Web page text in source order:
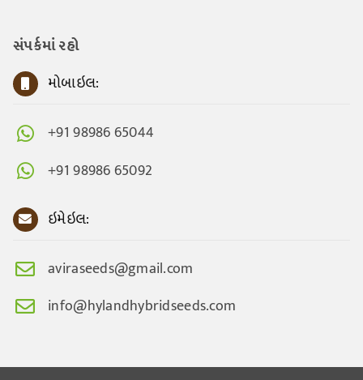
સંપર્કમાં રહો
મોબાઇલ:
+91 98986 65044
+91 98986 65092
ઇમેઇલ:
aviraseeds@gmail.com
info@hylandhybridseeds.com